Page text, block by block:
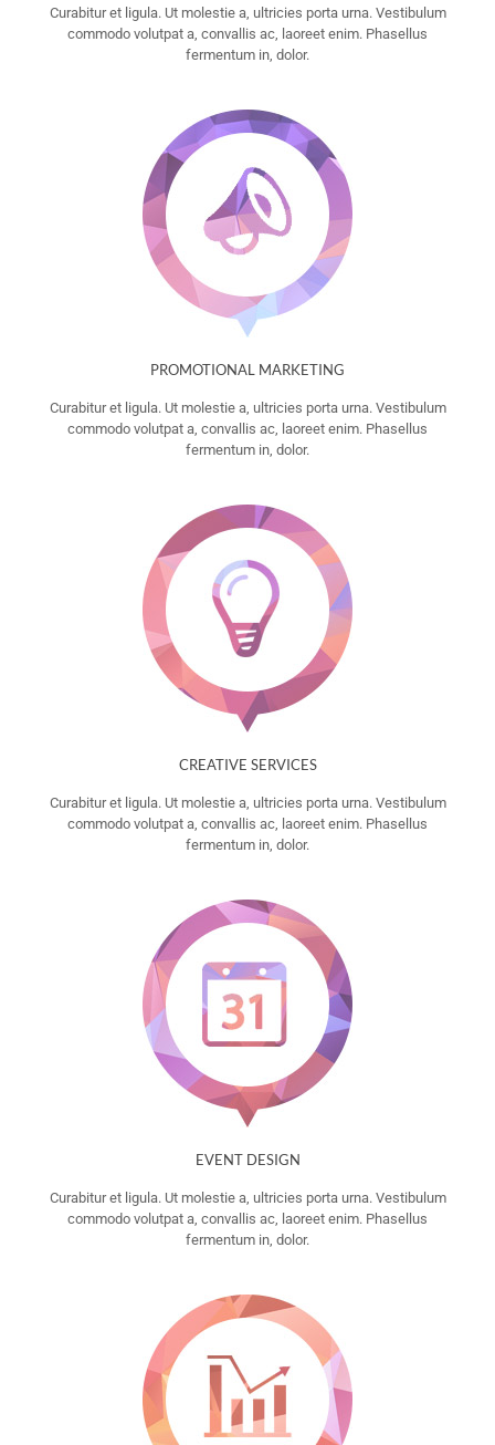
Curabitur et ligula. Ut molestie a, ultricies porta urna. Vestibulum
commodo volutpat a, convallis ac, laoreet enim. Phasellus
fermentum in, dolor.
PROMOTIONAL MARKETING
Curabitur et ligula. Ut molestie a, ultricies porta urna. Vestibulum
commodo volutpat a, convallis ac, laoreet enim. Phasellus
fermentum in, dolor.
CREATIVE SERVICES
Curabitur et ligula. Ut molestie a, ultricies porta urna. Vestibulum
commodo volutpat a, convallis ac, laoreet enim. Phasellus
fermentum in, dolor.
EVENT DESIGN
Curabitur et ligula. Ut molestie a, ultricies porta urna. Vestibulum
commodo volutpat a, convallis ac, laoreet enim. Phasellus
fermentum in, dolor.